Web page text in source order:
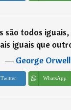
são todos iguais,
iguais que
―George Orwell
Twitter WhatsApp